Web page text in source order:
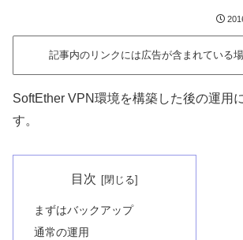
記事内のリンクには広告が含まれている
SoftEther VPN環境を構築した後の運用
す。
目次
まずはバックアップ
通常の運用